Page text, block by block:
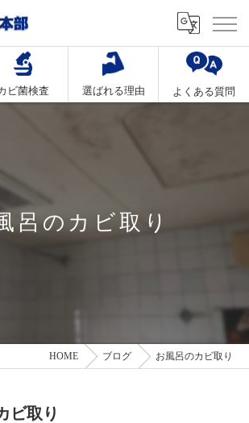
ビ菌検査 選ばれる理由 よくある質問
呂のカビ取り
HOME ブログ お風呂のカビ取り
ビ取り